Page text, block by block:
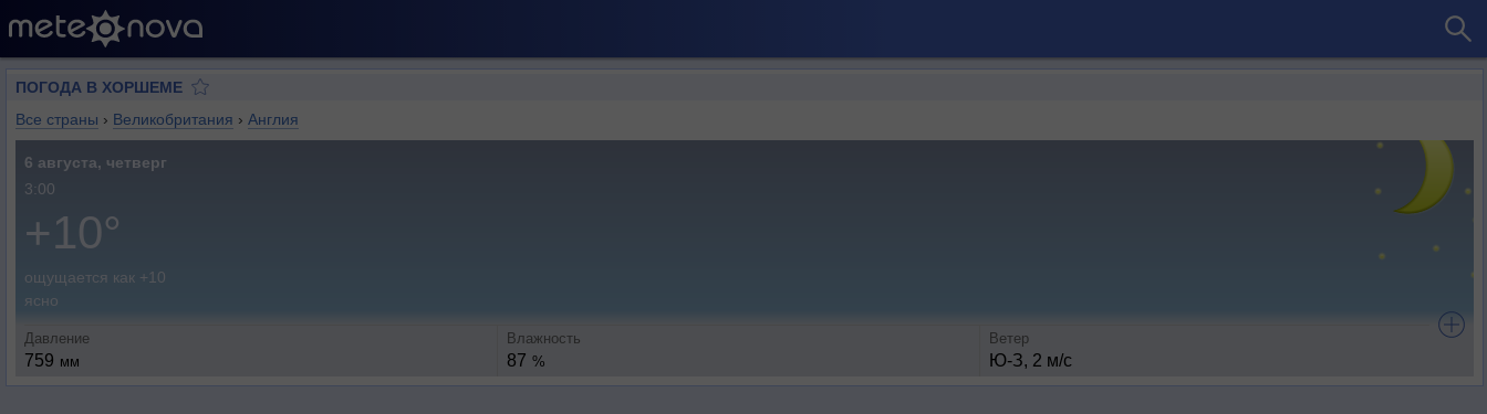
ПОГОДА В ХОРШЕМЕ
Все страны › Великобритания › Англия
6 августа, четверг
3:00
+10°
ощущается как +10
ясно
Давление
759 мм
Влажность
87 %
Ветер
Ю-З, 2 м/с